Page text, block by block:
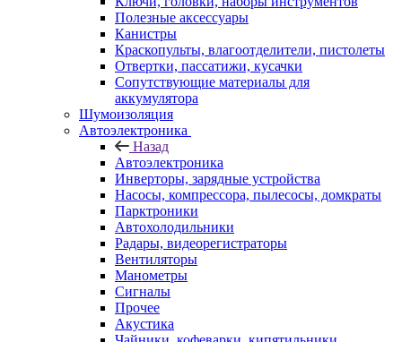
Полезные аксессуары
Канистры
Краскопульты, влагоотделители, пистолеты
Отвертки, пассатижи, кусачки
Сопутствующие материалы для
аккумулятора
Шумоизоляция
Автоэлектроника
Назад
Автоэлектроника
Инверторы, зарядные устройства
Насосы, компрессора, пылесосы, домкраты
Парктроники
Автохолодильники
Радары, видеорегистраторы
Вентиляторы
Манометры
Сигналы
Прочее
Акустика